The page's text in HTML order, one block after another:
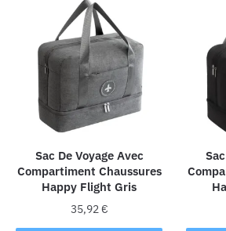
Sac De Voyage Avec
Compartiment Chaussures
Happy Flight Gris
35,92€